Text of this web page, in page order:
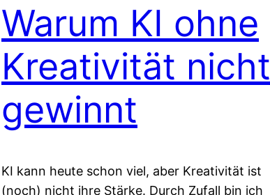
Warum KI ohne
Kreativität nicht
gewinnt
KI kann heute schon viel, aber Kreativität ist
(noch) nicht ihre Stärke. Durch Zufall bin ich